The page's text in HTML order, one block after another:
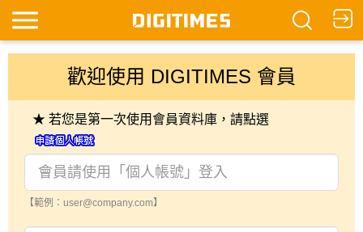
歡迎使用 DIGITIMES 會員
★ 若您是第一次使用會員資料庫，請點選
【範例：user@company.com】